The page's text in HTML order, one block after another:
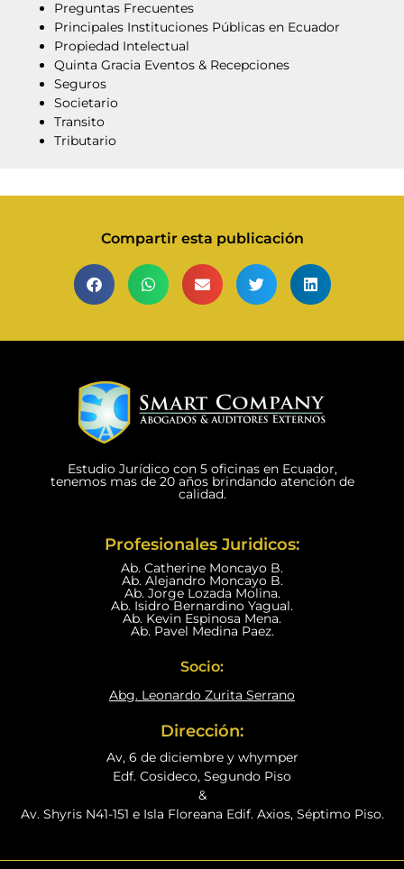
Preguntas Frecuentes
Principales Instituciones Públicas en Ecuador
Propiedad Intelectual
Quinta Gracia Eventos & Recepciones
Seguros
Societario
Transito
Tributario
Compartir esta publicación
Estudio Jurídico con 5 oficinas en Ecuador,
tenemos mas de 20 años brindando atención de
calidad.
Profesionales Juridicos:
Ab. Catherine Moncayo B.
Ab. Alejandro Moncayo B.
Ab. Jorge Lozada Molina.
Ab. Isidro Bernardino Yagual.
Ab. Kevin Espinosa Mena.
Ab. Pavel Medina Paez.
Socio:
Abg. Leonardo Zurita Serrano
Dirección:
Av, 6 de diciembre y whymper
Edf. Cosideco, Segundo Piso
&
Av. Shyris N41-151 e Isla Floreana Edif. Axios, Séptimo Piso.